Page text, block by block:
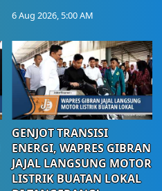
6 Aug 2026, 5:00 AM
GENJOT TRANSISI
ENERGI, WAPRES GIBRAN
JAJAL LANGSUNG MOTOR
LISTRIK BUATAN LOKAL